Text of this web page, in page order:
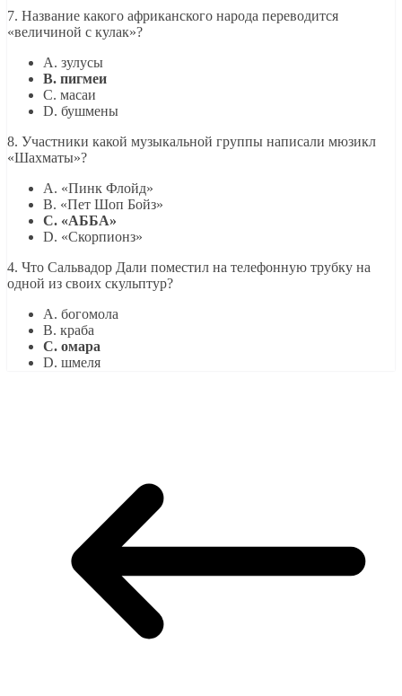
7. Название какого африканского народа переводится
«величиной с кулак»?
A. зулусы
B. пигмеи
C. масаи
D. бушмены
8. Участники какой музыкальной группы написали мюзикл
«Шахматы»?
A. «Пинк Флойд»
B. «Пет Шоп Бойз»
C. «АББА»
D. «Скорпионз»
4. Что Сальвадор Дали поместил на телефонную трубку на
одной из своих скульптур?
A. богомола
B. краба
C. омара
D. шмеля